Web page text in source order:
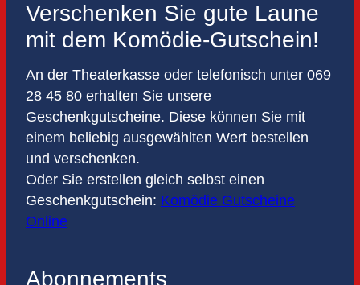
Verschenken Sie gute Laune
mit dem Komödie-Gutschein!
An der Theaterkasse oder telefonisch unter 069
28 45 80 erhalten Sie unsere
Geschenkgutscheine. Diese können Sie mit
einem beliebig ausgewählten Wert bestellen
und verschenken.
Oder Sie erstellen gleich selbst einen
Geschenkgutschein: Komödie Gutscheine
Online
Abonnements